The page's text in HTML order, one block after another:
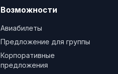
Возможности
Авиабилеты
Предложение для группы
Корпоративные
предложения